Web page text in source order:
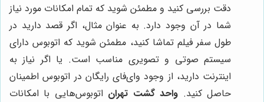
دقت بررسی کنید و مطمئن شوید که تمام امکانات مورد نیاز
شما در آن وجود دارد. به عنوان مثال، اگر قصد دارید در
طول سفر فیلم تماشا کنید، مطمئن شوید که اتوبوس دارای
سیستم صوتی و تصویری مناسب است. یا اگر نیاز به
اینترنت دارید، از وجود وای‌فای رایگان در اتوبوس اطمینان
حاصل کنید. واحد گشت تهران اتوبوس‌هایی با امکانات